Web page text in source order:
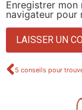
Enregistrer
navigateur pour